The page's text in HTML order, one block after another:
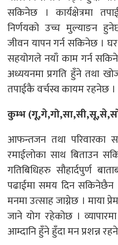
सकिनेछ । कार्यक्षेत्रमा
निर्णयको उच्च मुल्याङन
जीवन यापन गर्न सकिनेछ ।
सहयोगले नयाँ काम गर्न
अध्ययनमा प्रगति हुँने तथा
तपाईकै वर्चस्व कायम रहनेछ ।
कुम्भ
आफन्तजन तथा परिवारका
रमाईलोका साथ बिताउन
गतिबिधिहरु सौहार्दपुर्ण
पढाईमा समय दिन
मनमा उत्साह जाग्नेछ । माया
जाने योग रहेकोछ ।
आम्दानि हुँने हुँदा मन प्रशन्न